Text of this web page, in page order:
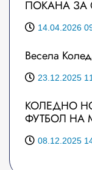
ПОКАНА
14.04.2026
Весела
23.12.2025
КОЛЕДНО
ФУТБОЛ НА
08.12.2025